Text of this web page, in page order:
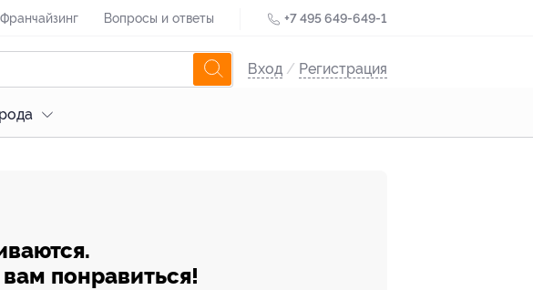
Франчайзинг Вопросы и ответы +7 495 649-649-1
Вход / Регистрация
понравиться!